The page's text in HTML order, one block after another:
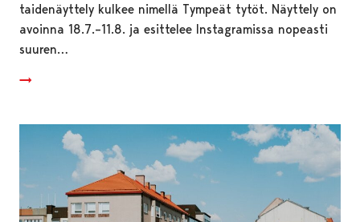
taidenäyttely kulkee nimellä Tympeät tytöt. Näyttely on
avoinna 18.7.–11.8. ja esittelee Instagramissa nopeasti
suuren…